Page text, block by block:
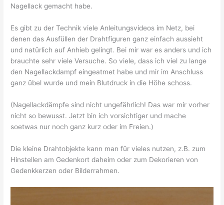
Nagellack gemacht habe.
Es gibt zu der Technik viele Anleitungsvideos im Netz, bei
denen das Ausfüllen der Drahtfiguren ganz einfach aussieht
und natürlich auf Anhieb gelingt. Bei mir war es anders und ich
brauchte sehr viele Versuche. So viele, dass ich viel zu lange
den Nagellackdampf eingeatmet habe und mir im Anschluss
ganz übel wurde und mein Blutdruck in die Höhe schoss.
(Nagellackdämpfe sind nicht ungefährlich! Das war mir vorher
nicht so bewusst. Jetzt bin ich vorsichtiger und mache
soetwas nur noch ganz kurz oder im Freien.)
Die kleine Drahtobjekte kann man für vieles nutzen, z.B. zum
Hinstellen am Gedenkort daheim oder zum Dekorieren von
Gedenkkerzen oder Bilderrahmen.